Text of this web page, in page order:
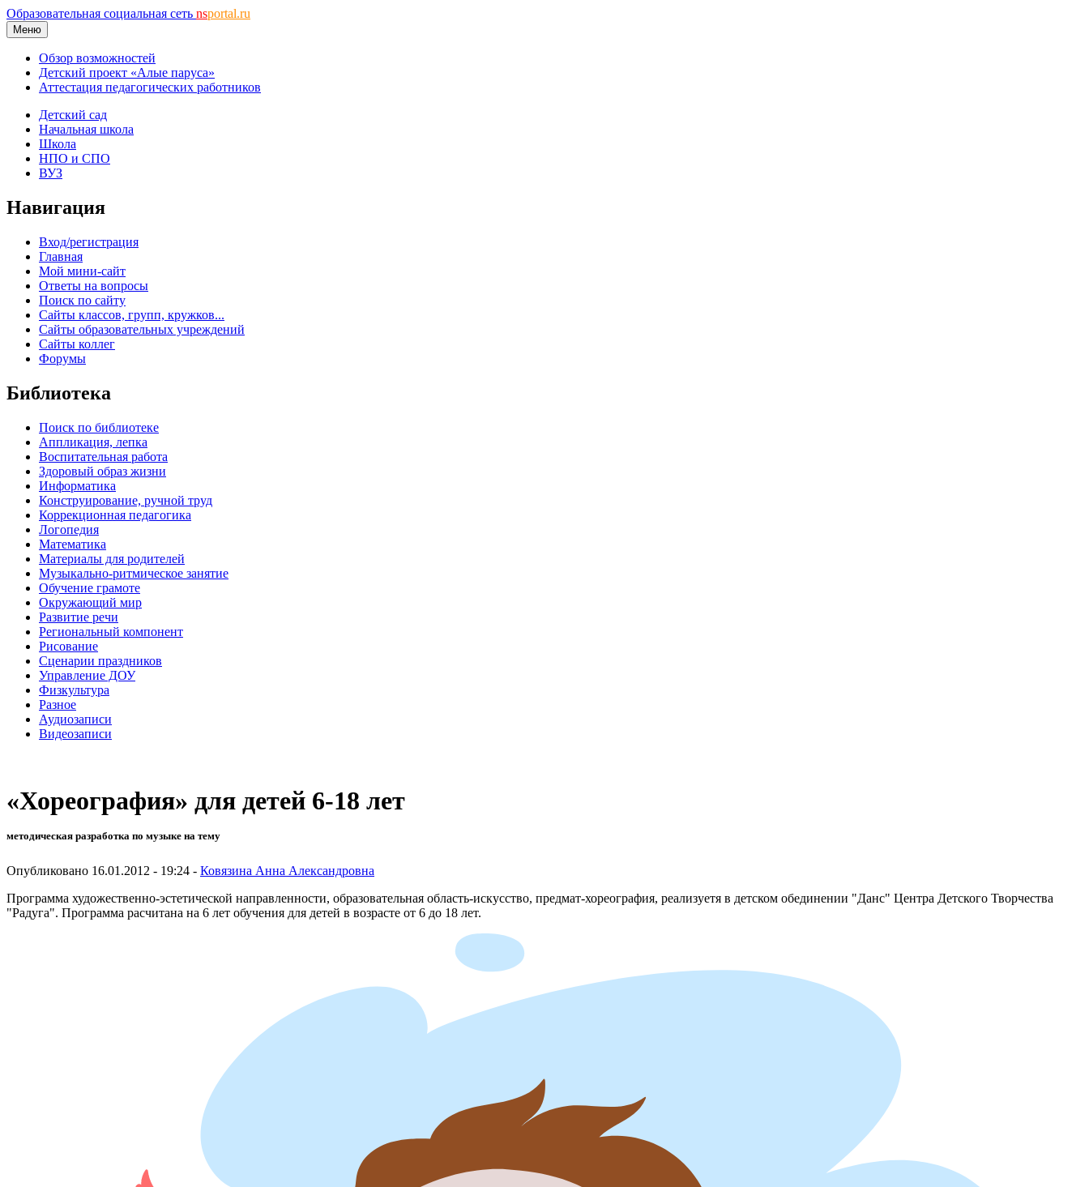
Образовательная социальная сеть nsportal.ru
Меню
Обзор возможностей
Детский проект «Алые паруса»
Аттестация педагогических работников
Детский сад
Начальная школа
Школа
НПО и СПО
ВУЗ
Навигация
Вход/регистрация
Главная
Мой мини-сайт
Ответы на вопросы
Поиск по сайту
Сайты классов, групп, кружков...
Сайты образовательных учреждений
Сайты коллег
Форумы
Библиотека
Поиск по библиотеке
Аппликация, лепка
Воспитательная работа
Здоровый образ жизни
Информатика
Конструирование, ручной труд
Коррекционная педагогика
Логопедия
Математика
Материалы для родителей
Музыкально-ритмическое занятие
Обучение грамоте
Окружающий мир
Развитие речи
Региональный компонент
Рисование
Сценарии праздников
Управление ДОУ
Физкультура
Разное
Аудиозаписи
Видеозаписи
«Хореография» для детей 6-18 лет
методическая разработка по музыке на тему
Опубликовано 16.01.2012 - 19:24 - Ковязина Анна Александровна
Программа художественно-эстетической направленности, образовательная область-искусство, предмат-хореография, реализуетя в детском обединении "Данс" Центра Детского Творчества
"Радуга". Программа расчитана на 6 лет обучения для детей в возрасте от 6 до 18 лет.